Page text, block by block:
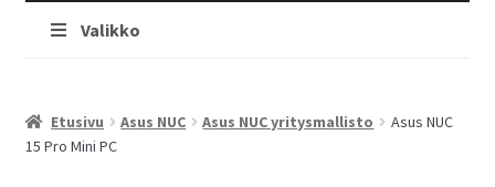
Valikko
Etusivu Asus NUC Asus NUC yritysmallisto
Asus NUC
15 Pro Mini PC